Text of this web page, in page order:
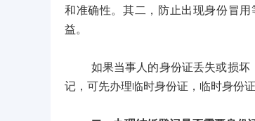
和准确性。其二，防止出现身份冒
益。
如果当事人的身份证丢失或损坏，
记，可先办理临时身份证，临时身份